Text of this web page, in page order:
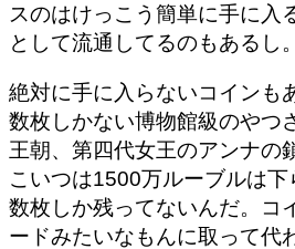
スのはけっこう簡単に手に入
として流通してるのもあるし。
絶対に手に入らないコインも
数枚しかない博物館級のやつ
王朝、第四代女王のアンナの
こいつは1500万ルーブルは
数枚しか残ってないんだ。コ
ードみたいなもんに取って代